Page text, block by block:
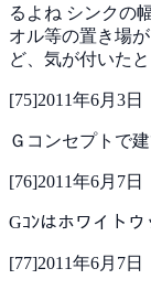
るよね シンクの
オル等の置き場が
ど、気が付いた
[75]2011年6月3日
Ｇコンセプトで
[76]2011年6月7日
Gｺﾝはホワイトウ
[77]2011年6月7日